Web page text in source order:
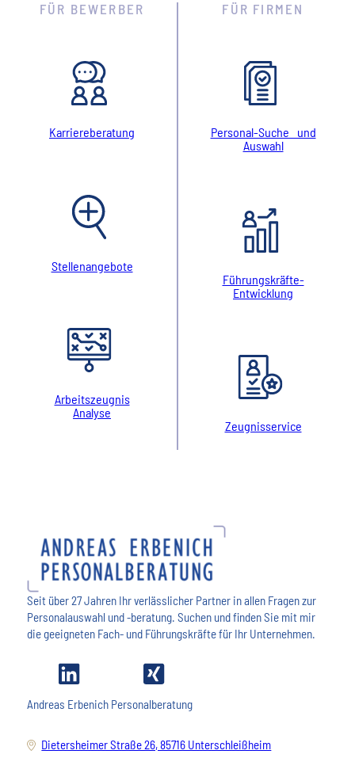
FÜR BEWERBER
Karriereberatung
Stellenangebote
Arbeitszeugnis
Analyse
FÜR FIRMEN
Personal-Suche und
Auswahl
Führungskräfte-
Entwicklung
Zeugnisservice
Seit über 27 Jahren Ihr verlässlicher Partner in allen Fragen zur
Personalauswahl und -beratung. Suchen und finden Sie mit mir
die geeigneten Fach- und Führungskräfte für Ihr Unternehmen.
Andreas Erbenich Personalberatung
Dietersheimer Straße 26, 85716 Unterschleißheim